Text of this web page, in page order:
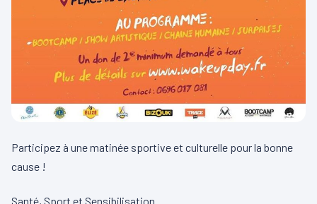
Participez à une matinée sportive et culturelle pour la bonne
cause !
Santé, Sport et Sensibilisation